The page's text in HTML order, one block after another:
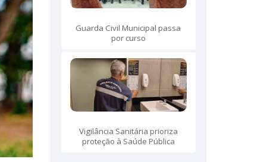
Guarda Civil Municipal passa
por curso
Vigilância Sanitária prioriza
proteção à Saúde Pública